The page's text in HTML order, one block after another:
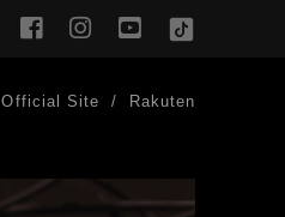
twitterfacebookinstagram
youtube
TikTok
Official Site Rakuten